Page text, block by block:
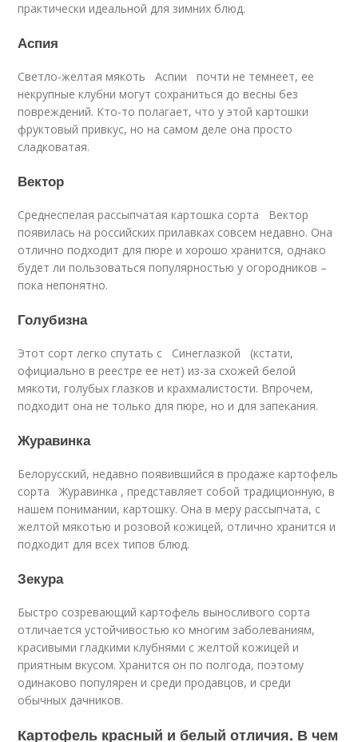
практически идеальной для зимних блюд.
Аспия
Светло-желтая мякоть Аспии почти не темнеет, ее
некрупные клубни могут сохраниться до весны без
повреждений. Кто-то полагает, что у этой картошки
фруктовый привкус, но на самом деле она просто
сладковатая.
Вектор
Среднеспелая рассыпчатая картошка сорта Вектор
появилась на российских прилавках совсем недавно. Она
отлично подходит для пюре и хорошо хранится, однако
будет ли пользоваться популярностью у огородников –
пока непонятно.
Голубизна
Этот сорт легко спутать с Синеглазкой (кстати,
официально в реестре ее нет) из-за схожей белой
мякоти, голубых глазков и крахмалистости. Впрочем,
подходит она не только для пюре, но и для запекания.
Журавинка
Белорусский, недавно появившийся в продаже картофель
сорта Журавинка , представляет собой традиционную, в
нашем понимании, картошку. Она в меру рассыпчата, с
желтой мякотью и розовой кожицей, отлично хранится и
подходит для всех типов блюд.
Зекура
Быстро созревающий картофель выносливого сорта
отличается устойчивостью ко многим заболеваниям,
красивыми гладкими клубнями с желтой кожицей и
приятным вкусом. Хранится он по полгода, поэтому
одинаково популярен и среди продавцов, и среди
обычных дачников.
Картофель красный и белый отличия. В чем